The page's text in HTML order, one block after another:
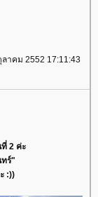
ลาคม 2552 17:11:43
2 ค่ะ
ทร์"
:))